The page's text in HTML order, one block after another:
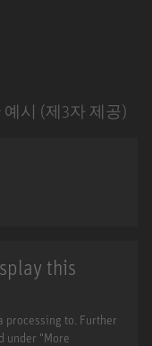
시 (제3자 제공)
this
processing to. Further
under "More